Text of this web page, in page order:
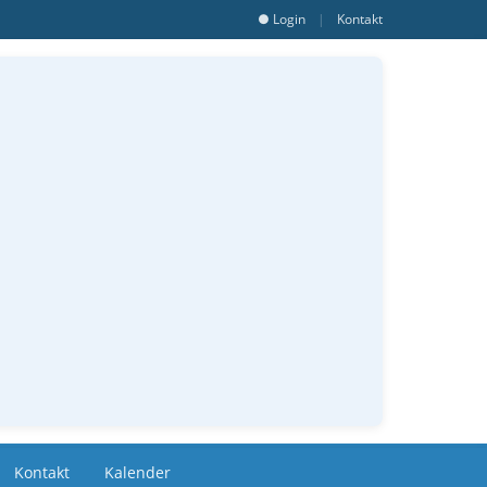
● Login | Kontakt
Kontakt Kalender